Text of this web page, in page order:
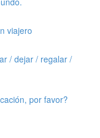
viajero
/ dejar / regalar /
por favor?